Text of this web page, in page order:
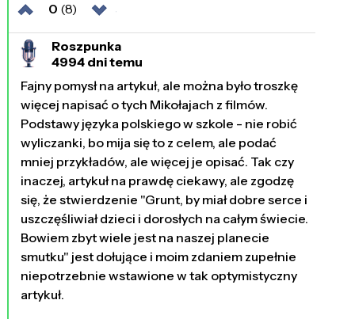
0 (8)
Roszpunka
4994 dni temu
Fajny pomysł na artykuł, ale można było troszkę
więcej napisać o tych Mikołajach z filmów.
Podstawy języka polskiego w szkole - nie robić
wyliczanki, bo mija się to z celem, ale podać
mniej przykładów, ale więcej je opisać. Tak czy
inaczej, artykuł na prawdę ciekawy, ale zgodzę
się, że stwierdzenie "Grunt, by miał dobre serce i
uszczęśliwiał dzieci i dorosłych na całym świecie.
Bowiem zbyt wiele jest na naszej planecie
smutku" jest dołujące i moim zdaniem zupełnie
niepotrzebnie wstawione w tak optymistyczny
artykuł.